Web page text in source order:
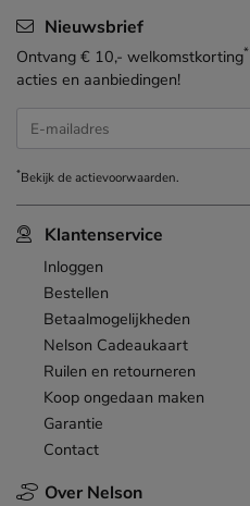
Over Nelson
Klantenservice
Inloggen
Bestellen
Betaalmogelijkheden
Nelson Cadeaukaart
Ruilen en retourneren
Koop ongedaan maken
Garantie
Contact
Nieuwsbrief
Ontvang € 10,- welkomstkorting*
acties en aanbiedingen!
E-mailadres
*Bekijk deactievoorwaarden.